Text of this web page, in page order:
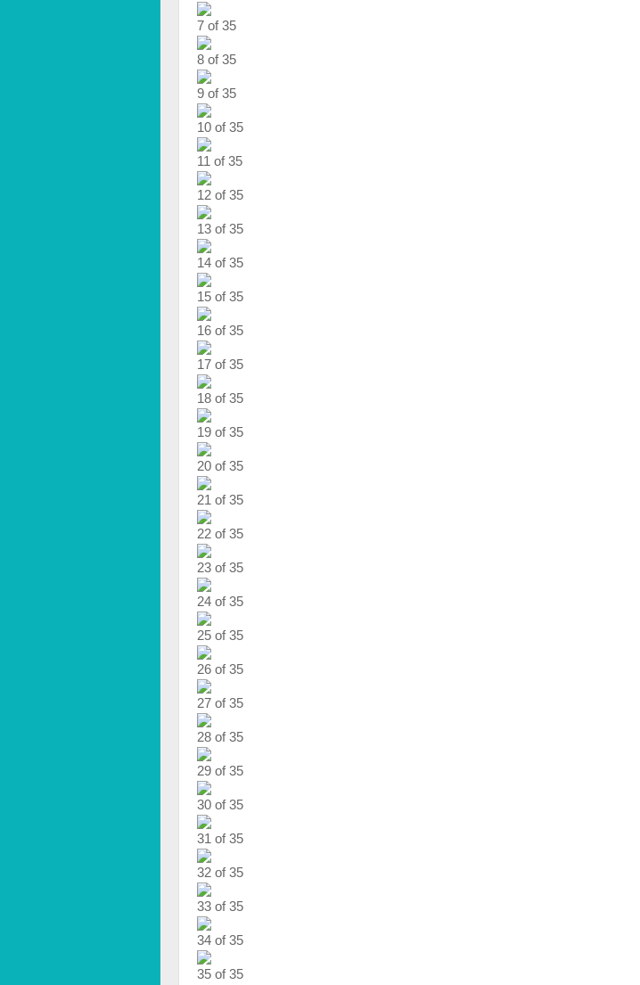
7 of 35
8 of 35
9 of 35
10 of 35
11 of 35
12 of 35
13 of 35
14 of 35
15 of 35
16 of 35
17 of 35
18 of 35
19 of 35
20 of 35
21 of 35
22 of 35
23 of 35
24 of 35
25 of 35
26 of 35
27 of 35
28 of 35
29 of 35
30 of 35
31 of 35
32 of 35
33 of 35
34 of 35
35 of 35